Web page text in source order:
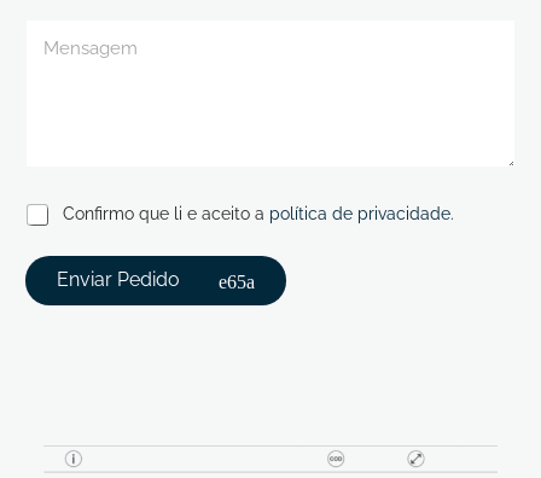
Confirmo que li e aceito a política de privacidade.
Enviar Pedido